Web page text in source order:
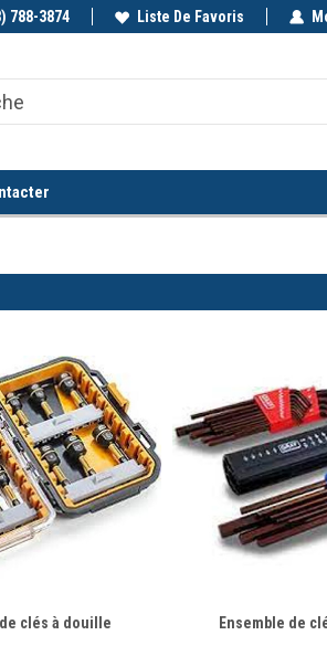
Appelez-nous!
788-3874 Liste De Favoris
clés à douille Ensemble de